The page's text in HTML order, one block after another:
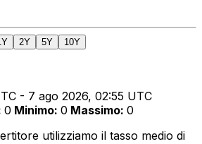
2Y 5Y 10Y
- 7 ago 2026, 02:55 UTC
0 Minimo: 0 Massimo: 0
utilizziamo il tasso medio di